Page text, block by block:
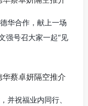
华合作，献上一场
强号召大家一起“见
并祝福业内同行、